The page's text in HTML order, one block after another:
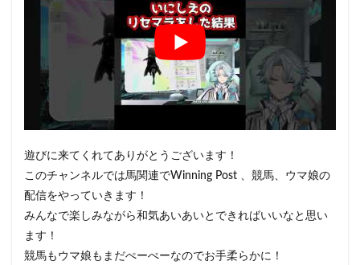
遊びに来てくれてありがとうございます！
このチャンネルでは馬関連でWinning Post 、競馬、ウマ娘の
配信をやっていきます！
みんなで楽しみながら和気あいあいとできればいいなと思い
ます！
競馬もウマ娘もまだぺーぺーなのでお手柔らかに！